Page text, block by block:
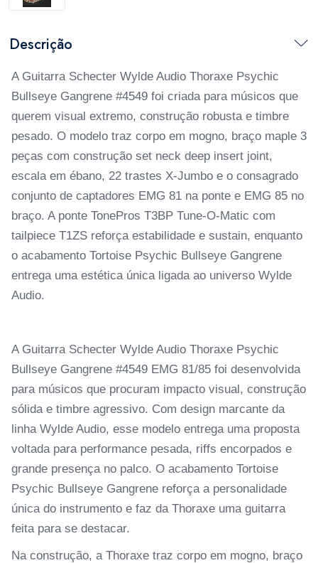
Descrição
A Guitarra Schecter Wylde Audio Thoraxe Psychic
Bullseye Gangrene #4549 foi criada para músicos que
querem visual extremo, construção robusta e timbre
pesado. O modelo traz corpo em mogno, braço maple 3
peças com construção set neck deep insert joint,
escala em ébano, 22 trastes X-Jumbo e o consagrado
conjunto de captadores EMG 81 na ponte e EMG 85 no
braço. A ponte TonePros T3BP Tune-O-Matic com
tailpiece T1ZS reforça estabilidade e sustain, enquanto
o acabamento Tortoise Psychic Bullseye Gangrene
entrega uma estética única ligada ao universo Wylde
Audio.
A Guitarra Schecter Wylde Audio Thoraxe Psychic
Bullseye Gangrene #4549 EMG 81/85 foi desenvolvida
para músicos que procuram impacto visual, construção
sólida e timbre agressivo. Com design marcante da
linha Wylde Audio, esse modelo entrega uma proposta
voltada para performance pesada, riffs encorpados e
grande presença no palco. O acabamento Tortoise
Psychic Bullseye Gangrene reforça a personalidade
única do instrumento e faz da Thoraxe uma guitarra
feita para se destacar.
Na construção, a Thoraxe traz corpo em mogno, braço